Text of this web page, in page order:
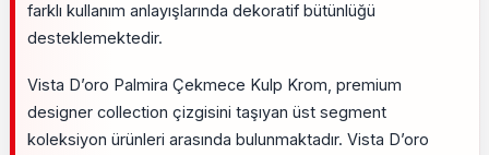
farklı kullanım anlayışlarında dekoratif bütünlüğü
desteklemektedir.
Vista D’oro Palmira Çekmece Kulp Krom, premium
designer collection çizgisini taşıyan üst segment
koleksiyon ürünleri arasında bulunmaktadır. Vista D’oro